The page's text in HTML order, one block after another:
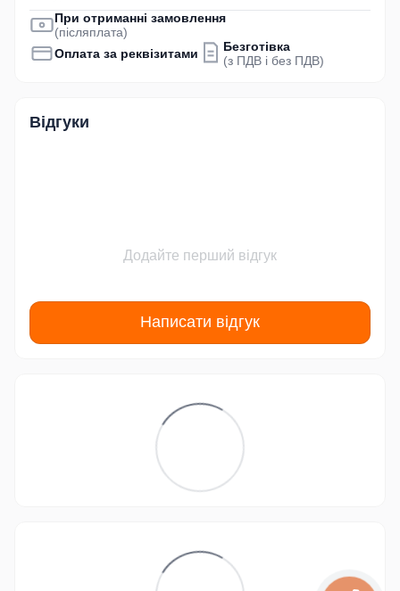
При отриманні замовлення
(післяплата)
Оплата за реквізитами
Безготівка
(з ПДВ і без ПДВ)
Відгуки
Додайте перший відгук
Написати відгук